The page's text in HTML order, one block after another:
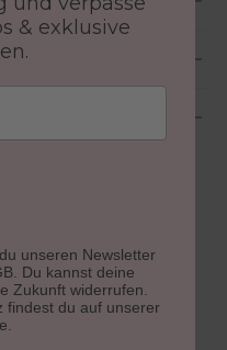
& exklusive
unseren Newsletter
Du kannst deine
Zukunft widerrufen.
findest du auf unserer